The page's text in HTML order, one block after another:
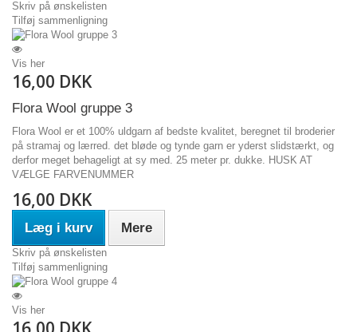
Skriv på ønskelisten
Tilføj sammenligning
Vis her
16,00 DKK
Flora Wool gruppe 3
Flora Wool er et 100% uldgarn af bedste kvalitet, beregnet til broderier
på stramaj og lærred. det bløde og tynde garn er yderst slidstærkt, og
derfor meget behageligt at sy med. 25 meter pr. dukke. HUSK AT
VÆLGE FARVENUMMER
16,00 DKK
Læg i kurv Mere
Skriv på ønskelisten
Tilføj sammenligning
Vis her